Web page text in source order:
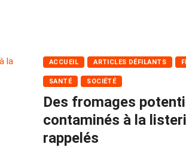
ACCUEIL ARTICLES DÉFILANTS
SANTÉ SOCIÉTÉ
Des fromages
contaminés à la
rappelés